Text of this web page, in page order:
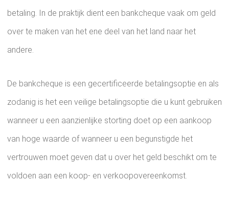
betaling. In de praktijk dient een bankcheque vaak om geld
over te maken van het ene deel van het land naar het
andere.
De bankcheque is een gecertificeerde betalingsoptie en als
zodanig is het een veilige betalingsoptie die u kunt gebruiken
wanneer u een aanzienlijke storting doet op een aankoop
van hoge waarde of wanneer u een begunstigde het
vertrouwen moet geven dat u over het geld beschikt om te
voldoen aan een koop- en verkoopovereenkomst.